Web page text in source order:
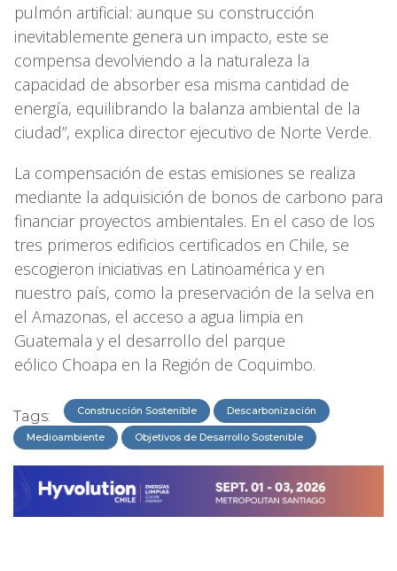
pulmón artificial: aunque su construcción
inevitablemente genera un impacto, este se
compensa devolviendo a la naturaleza la
capacidad de absorber esa misma cantidad de
energía, equilibrando la balanza ambiental de la
ciudad”, explica director ejecutivo de Norte Verde.
La compensación de estas emisiones se realiza
mediante la adquisición de bonos de carbono para
financiar proyectos ambientales. En el caso de los
tres primeros edificios certificados en Chile, se
escogieron iniciativas en Latinoamérica y en
nuestro país, como la preservación de la selva en
el Amazonas, el acceso a agua limpia en
Guatemala y el desarrollo del parque
eólico Choapa en la Región de Coquimbo.
Tags: Construcción Sostenible Descarbonización
Medioambiente Objetivos de Desarrollo Sostenible